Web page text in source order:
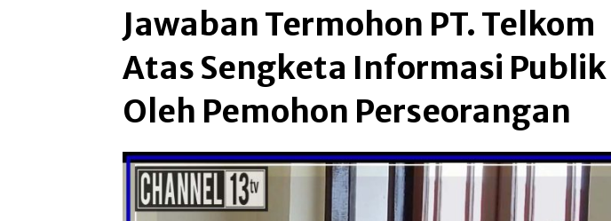
Jawaban Termohon PT. Telkom
Atas Sengketa Informasi Publik
Oleh Pemohon Perseorangan